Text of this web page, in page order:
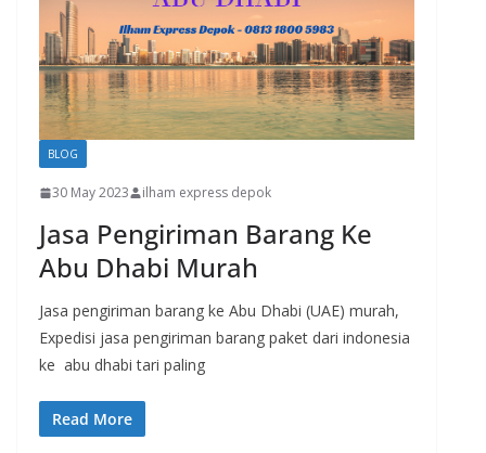
BLOG
30 May 2023 ilham express depok
Jasa Pengiriman Barang Ke
Abu Dhabi Murah
Jasa pengiriman barang ke Abu Dhabi (UAE) murah,
Expedisi jasa pengiriman barang paket dari indonesia
ke abu dhabi tari paling
Read More